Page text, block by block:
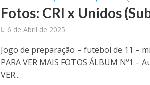
Fotos: CRI x Unidos
6 de Abril de 2025
Jogo de preparação – futebol de 11 –
PARA VER MAIS FOTOS ÁLBUM Nº1 –
VER...